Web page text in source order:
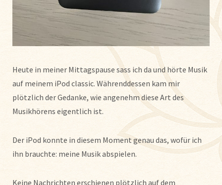
Heute in meiner Mittagspause sass ich da und hörte Musik
auf meinem iPod classic. Währenddessen kam mir
plötzlich der Gedanke, wie angenehm diese Art des
Musikhörens eigentlich ist.
Der iPod konnte in diesem Moment genau das, wofür ich
ihn brauchte: meine Musik abspielen.
Keine Nachrichten erschienen plötzlich auf dem